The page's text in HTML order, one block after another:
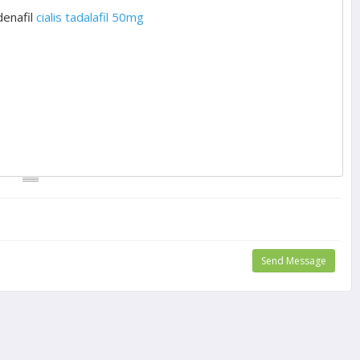
cialis tadalafil 50mg
Send Message